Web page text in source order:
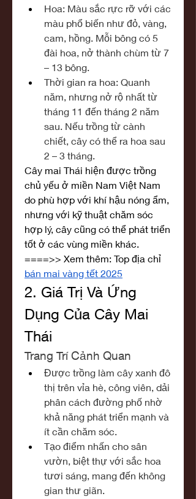
Hoa: Màu sắc rực rỡ với các
màu phổ biến như đỏ, vàng,
cam, hồng. Mỗi bông có 5
đài hoa, nở thành chùm từ 7
– 13 bông.
Thời gian ra hoa: Quanh
năm, nhưng nở rộ nhất từ
tháng 11 đến tháng 2 năm
sau. Nếu trồng từ cành
chiết, cây có thể ra hoa sau
2 – 3 tháng.
Cây mai Thái hiện được trồng
chủ yếu ở miền Nam Việt Nam
do phù hợp với khí hậu nóng ẩm,
nhưng với kỹ thuật chăm sóc
hợp lý, cây cũng có thể phát triển
tốt ở các vùng miền khác.
bán mai vàng tết 2025
2. Giá Trị Và Ứng
Dụng Của Cây Mai
Thái
Trang Trí Cảnh Quan
Được trồng làm cây xanh đô
thị trên vỉa hè, công viên, dải
phân cách đường phố nhờ
khả năng phát triển mạnh và
ít cần chăm sóc.
Tạo điểm nhấn cho sân
vườn, biệt thự với sắc hoa
tươi sáng, mang đến không
gian thư giãn.